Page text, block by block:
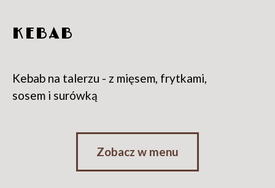
KEBAB
Kebab na talerzu - z mięsem, frytkami,
sosem i surówką
Zobacz w menu